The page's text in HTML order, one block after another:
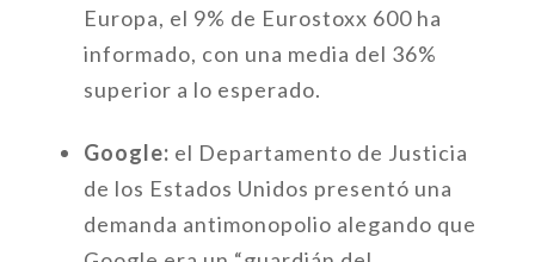
Europa, el 9% de Eurostoxx 600 ha
informado, con una media del 36%
superior a lo esperado.
Google: el Departamento de Justicia
de los Estados Unidos presentó una
demanda antimonopolio alegando que